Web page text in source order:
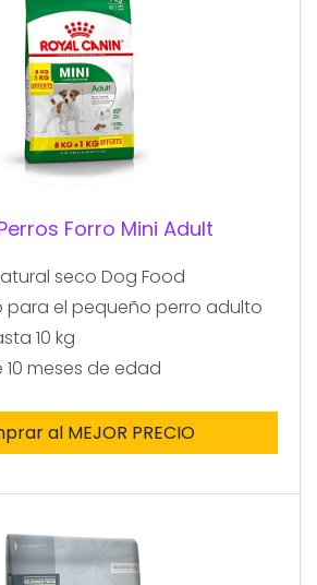
Perros Forro Mini Adult
seco Dog Food
para el pequeño perro adulto
10 kg
10 meses de edad
al MEJOR PRECIO